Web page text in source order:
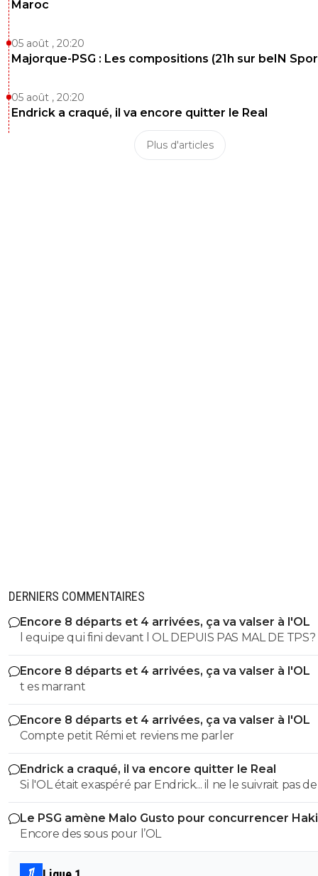
Maroc
05 août , 20:20
Majorque-PSG : Les compositions (21h sur beIN
05 août , 20:20
Endrick a craqué, il va encore quitter le Real
Plus d'articles
DERNIERS COMMENTAIRES
Encore 8 départs et 4 arrivées, ça va valser à l'OL
l equipe qui fini devant l OL DEPUIS PAS MAL DE TPS? lol. t
es tro malin toi
Encore 8 départs et 4 arrivées, ça va valser à l'OL
t es marrant
Encore 8 départs et 4 arrivées, ça va valser à l'OL
Compte petit Rémi et reviens me parler
Endrick a craqué, il va encore quitter le Real
Si l'OL était exaspéré par Endrick... il ne le suivrait pas
près. Bref... Quand l'équipe sera complète... ce sera beaucoup
mieux.
Le PSG amène Malo Gusto pour concurrencer
Encore des sous pour l’OL